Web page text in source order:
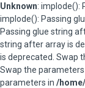
Unknown: implode():
implode(): Passing
Passing glue string
string after array is
is deprecated. Swap
Swap the parameters
parameters in /